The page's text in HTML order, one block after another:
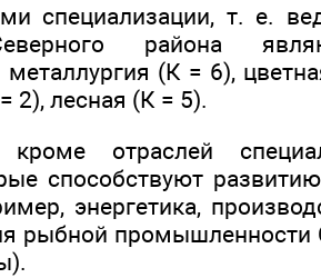
специализации, т. е.
района
(К = 6),
2), лесная (К = 5).
отраслей
способствуют
энергетика,
рыбной промышленности